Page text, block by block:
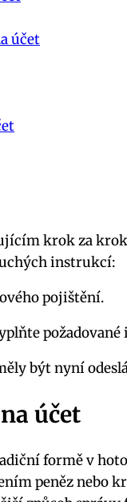
účet
krok za
instrukcí:
pojištění.
být nyní
účet
formě v
peněz nebo